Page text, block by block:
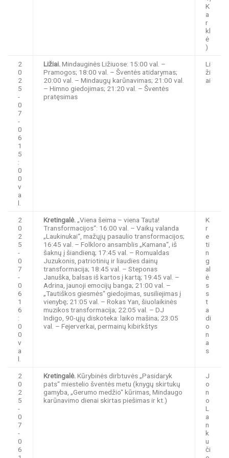
K
a
r
kl
ė
)
2
0
2
5
-
0
7
-
0
6
1
5
:
0
0
v
a
l.
Ližiai. Mindauginės Ližiuose: 15:00 val. –
Pramogos; 18:00 val. – Šventės atidarymas;
20:00 val. – Mindaugų karūnavimas; 21:00 val.
– Himno giedojimas; 21:20 val. – Šventės
pratęsimas
Li
ži
ai
2
0
2
5
-
0
7
-
0
6
1
6
:
0
0
v
a
l.
Kretingalė. „Viena šeima – viena Tauta!
Transformacijos“: 16:00 val. – Vaikų valanda
„Laukinukai“, mažųjų pasaulio transformacijos;
16:45 val. – Folkloro ansamblis „Kamana“, iš
šaknų į šiandieną; 17:45 val. – Romualdas
Juzukonis, patriotinių ir liaudies dainų
transformacija; 18:45 val. – Steponas
Januška, balsas iš kartos į kartą; 19:45 val. –
Adrina, jaunoji emocijų banga; 21:00 val. –
„Tautiškos giesmės“ giedojimas, susiliejimas į
vienybę; 21:05 val. – Rokas Yan, šiuolaikinės
muzikos transformacija; 22:05 val. – DJ
Indigo, 90-ųjų diskoteka: laiko mašina; 23:05
val. – Fejerverkai, permainų kibirkštys
K
r
e
ti
n
g
al
ė
s
s
t
a
di
o
n
a
s
2
0
2
5
-
0
7
-
0
6
Kretingalė. Kūrybinės dirbtuvės „Pasidaryk
pats“ miestelio šventės metu (knygų skirtukų
gamyba, „Gerumo medžio“ kūrimas, Mindaugo
karūnavimo dienai skirtas piešimas ir kt.)
J
o
n
o
L
a
n
k
u
či